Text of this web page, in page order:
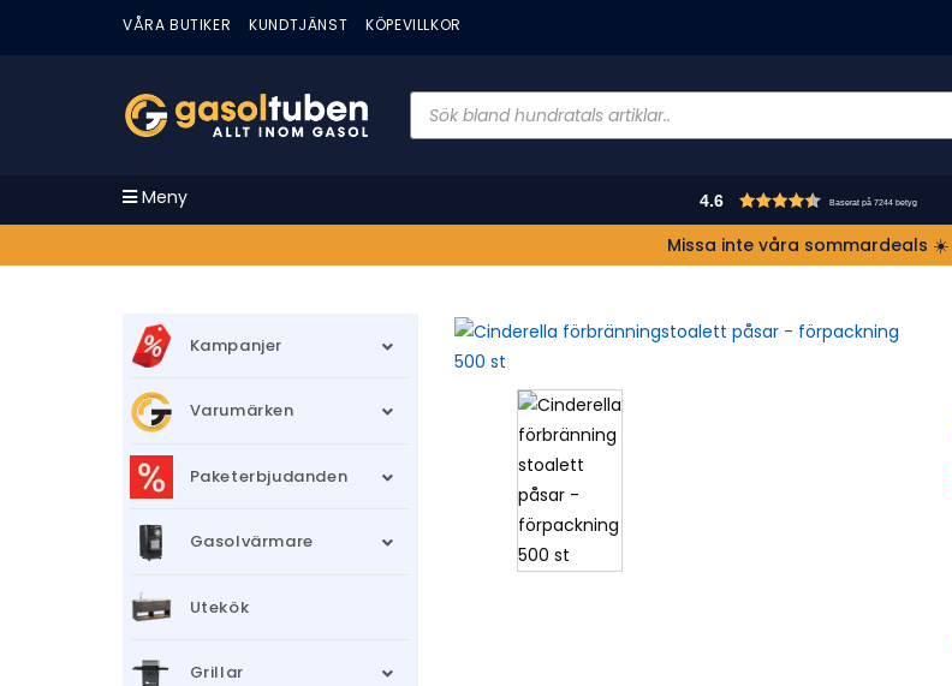
VÅRA BUTIKER KUNDTJÄNST KÖPEVILLKOR
Meny 4.6 Baserat på 7244 betyg
Missa inte våra sommardeals ☀️
Kampanjer
Varumärken
Paketerbjudanden
Gasolvärmare
Utekök
Grillar